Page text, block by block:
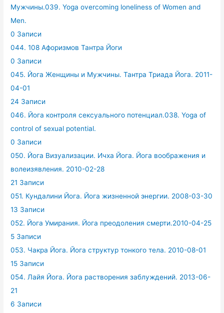
Мужчины.039. Yoga overcoming loneliness of Women and
Men.
0 Записи
044. 108 Афоризмов Тантра Йоги
0 Записи
045. Йога Женщины и Мужчины. Тантра Триада Йога. 2011-
04-01
24 Записи
046. Йога контроля сексуального потенциал.038. Yoga of
control of sexual potential.
0 Записи
050. Йога Визуализации. Ичха Йога. Йога воображения и
волеизявления. 2010-02-28
21 Записи
051. Кундалини Йога. Йога жизненной энергии. 2008-03-30
13 Записи
052. Йога Умирания. Йога преодоления смерти.2010-04-25
5 Записи
053. Чакра Йога. Йога структур тонкого тела. 2010-08-01
15 Записи
054. Лайя Йога. Йога растворения заблуждений. 2013-06-
21
6 Записи